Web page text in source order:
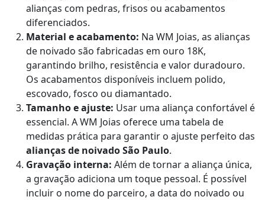
alianças com pedras, frisos ou acabamentos
diferenciados.
Material e acabamento: Na WM Joias, as alianças
de noivado são fabricadas em ouro 18K,
garantindo brilho, resistência e valor duradouro.
Os acabamentos disponíveis incluem polido,
escovado, fosco ou diamantado.
Tamanho e ajuste: Usar uma aliança confortável é
essencial. A WM Joias oferece uma tabela de
medidas prática para garantir o ajuste perfeito das
alianças de noivado São Paulo.
Gravação interna: Além de tornar a aliança única,
a gravação adiciona um toque pessoal. É possível
incluir o nome do parceiro, a data do noivado ou